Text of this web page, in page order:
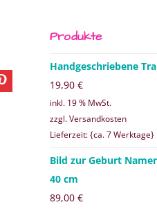
Produkte
Handgeschriebene
19,90 €
inkl. 19 % MwSt.
zzgl. Versandkosten
Lieferzeit: {ca. 7 Werktage}
Bild zur Geburt
40 cm
89,00 €